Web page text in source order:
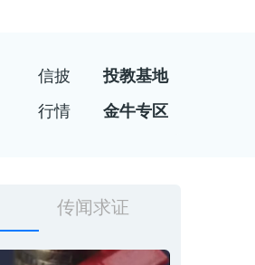
信披
投教基地
行情 金牛专区
传闻求证